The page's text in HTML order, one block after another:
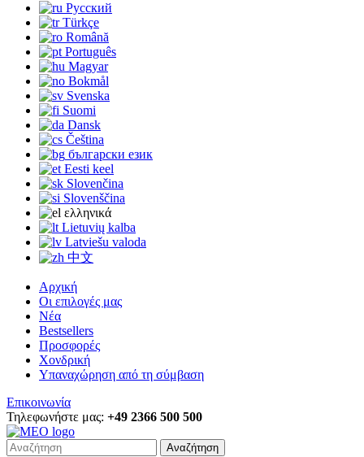
Русский
Türkçe
Română
Português
Magyar
Bokmål
Svenska
Suomi
Dansk
Čeština
български език
Eesti keel
Slovenčina
Slovenščina
ελληνικά
Lietuvių kalba
Latviešu valoda
中文
Αρχική
Οι επιλογές μας
Νέα
Bestsellers
Προσφορές
Χονδρική
Υπαναχώρηση από τη σύμβαση
Επικοινωνία
Τηλεφωνήστε μας: +49 2366 500 500
Αναζήτηση